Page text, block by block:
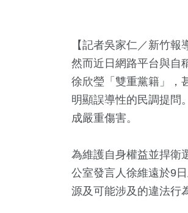
【記者吳家仁／新竹
然而近日網路平台與自
徐欣瑩「雙重黨籍」，
明顯誤導性的民調提問
成嚴重傷害。
為維護自身權益並捍衛
公室發言人徐維遠於9
源及可能涉及的違法行